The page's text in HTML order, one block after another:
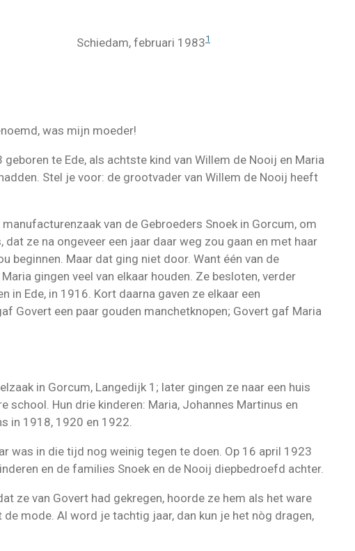
19831
was mijn moeder!
te Ede, als achtste kind van Willem de Nooij en Maria
Stel je voor: de grootvader van Willem de Nooij heeft
van de Gebroeders Snoek in Gorcum, om
ze na ongeveer een jaar daar weg zou gaan en met haar
beginnen. Maar dat ging niet door. Want één van de
gingen veel van elkaar houden. Ze besloten, verder
in Ede, in 1916. Kort daarna gaven ze elkaar een
Govert een paar gouden manchetknopen; Govert gaf Maria
in Gorcum, Langedijk 1; later gingen ze naar een huis
school. Hun drie kinderen: Maria, Johannes Martinus en
in 1918, 1920 en 1922.
was in die tijd nog weinig tegen te doen. Op 16 april 1923
en de families Snoek en de Nooij diepbedroefd achter.
ze van Govert had gekregen, hoorde ze hem als het ware
mode. Al word je tachtig jaar, dan kun je het nòg dragen,